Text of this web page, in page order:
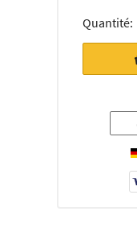
Quantité: